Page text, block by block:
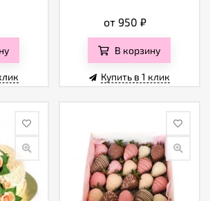
от 950₽
В корзину
Купить в 1 клик